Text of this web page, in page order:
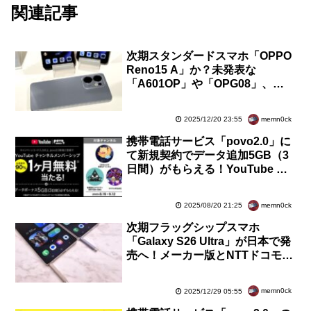
関連記事
次期スタンダードスマホ「OPPO
Reno15 A」か？未発表な
「A601OP」や「OPG08」、
2025/12/20 23:55 memn0ck
携帯電話サービス「povo2.0」に
て新規契約でデータ追加5GB（3
日間）がもらえる！YouTube チ
2025/08/20 21:25 memn0ck
次期フラッグシップスマホ
「Galaxy S26 Ultra」が日本で発
売へ！メーカー版とNTTドコモ
2025/12/29 05:55 memn0ck